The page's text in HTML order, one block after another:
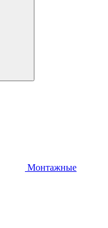
Монтажные